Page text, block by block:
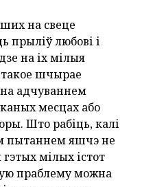
на свеце
прыліў любові і
на іх мілыя
шчырае
адчуваннем
месцах або
Што рабіць, калі
пытаннем яшчэ не
мілых істот
праблему можна